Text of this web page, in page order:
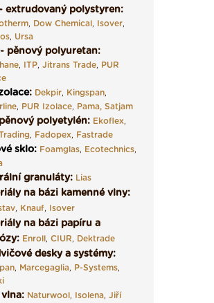
extrudovaný polystyren:
, Dow Chemical, Isover,
, Ursa
- pěnový polyuretan:
, ITP, Jitrans Trade, PUR
: Dekpir, Kingspan,
, PUR Izolace, Pama, Satjam
polyetylén: Ekoflex,
, Fadopex, Fastrade
sklo: Foamglas, Ecotechnics,
granuláty: Lias
na bázi kamenné vlny:
, Knauf, Isover
na bázi papíru a
Enroll, CIUR, Dektrade
desky a systémy:
, Marcegaglia, P-Systems,
Naturwool, Isolena, Jiří